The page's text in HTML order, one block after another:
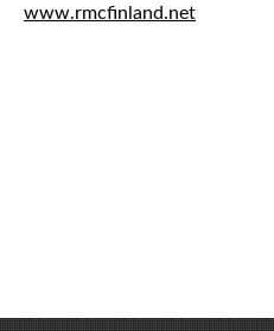
www.rmcfinland.net